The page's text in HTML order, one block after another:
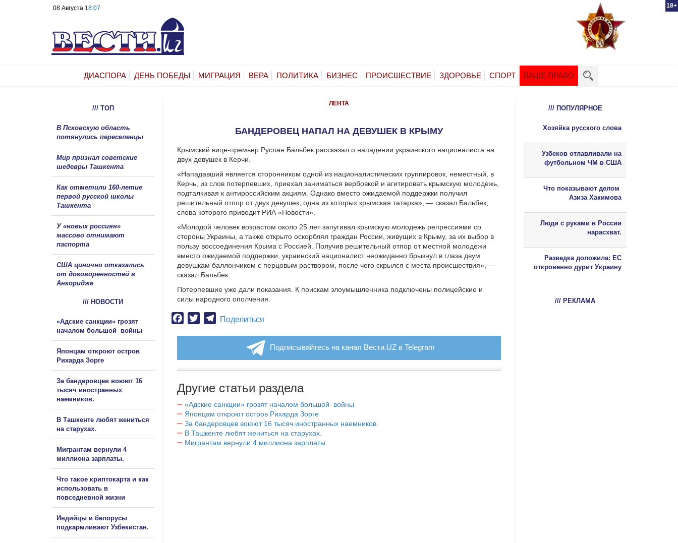
18+
08 Августа 18:07
ДИАСПОРА ДЕНЬ ПОБЕДЫ МИГРАЦИЯ ВЕРА ПОЛИТИКА БИЗНЕС ПРОИСШЕСТВИЕ ЗДОРОВЬЕ СПОРТ ВАШЕ ПРАВО
ЛЕНТА
БАНДЕРОВЕЦ НАПАЛ НА ДЕВУШЕК В КРЫМУ
Крымский вице-премьер Руслан Бальбек рассказал о нападении украинского националиста на
двух девушек в Керчи.
«Нападавший является сторонником одной из националистических группировок, неместный, в
Керчь, из слов потерпевших, приехал заниматься вербовкой и агитировать крымскую молодежь,
подталкивая к антироссийским акциям. Однако вместо ожидаемой поддержки получил
решительный отпор от двух девушек, одна из которых крымская татарка», — сказал Бальбек,
слова которого приводит РИА «Новости».
«Молодой человек возрастом около 25 лет запугивал крымскую молодежь репрессиями со
стороны Украины, а также открыто оскорблял граждан России, живущих в Крыму, за их выбор в
пользу воссоединения Крыма с Россией. Получив решительный отпор от местной молодежи
вместо ожидаемой поддержки, украинский националист неожиданно брызнул в глаза двум
девушкам баллончиком с перцовым раствором, после чего скрылся с места происшествия», —
сказал Бальбек.
Потерпевшие уже дали показания. К поискам злоумышленника подключены полицейские и
силы народного ополчения.
Facebook
TwitterTelegram
Поделиться
Подписывайтесь на канал Вести.UZ в Telegram
Другие статьи раздела
«Адские санкции» грозят началом большой войны
Японцам откроют остров Рихарда Зорге
За бандеровцев воюют 16 тысяч иностранных наемников.
В Ташкенте любят жениться на старухах.
Мигрантам вернули 4 миллиона зарплаты.
/// ТОП
В Псковскую область
потянулись переселенцы
Мир признал советские
шедевры Ташкента
Как отметили 160-летие
первой русской школы
Ташкента
У «новых россиян»
массово отнимают
паспорта
США цинично отказались
от договоренностей в
Анкоридже
/// НОВОСТИ
«Адские санкции» грозят
началом большой войны
Японцам откроют остров
Рихарда Зорге
За бандеровцев воюют 16
тысяч иностранных
наемников.
В Ташкенте любят жениться
на старухах.
Мигрантам вернули 4
миллиона зарплаты.
Что такое криптокарта и как
использовать в
повседневной жизни
Индийцы и белорусы
подкармливают Узбекистан.
/// ПОПУЛЯРНОЕ
Хозяйка русского слова
Узбеков отлавливали на
футбольном ЧМ в США
Что показывают делом
Азиза Хакимова
Люди с руками в России
нарасхват.
Разведка доложила: ЕС
откровенно дурит Украину
/// РЕКЛАМА